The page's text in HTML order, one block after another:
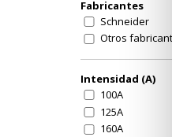
Fabricantes
Schneider
Otros
Intensidad (A)
100A
125A
160A